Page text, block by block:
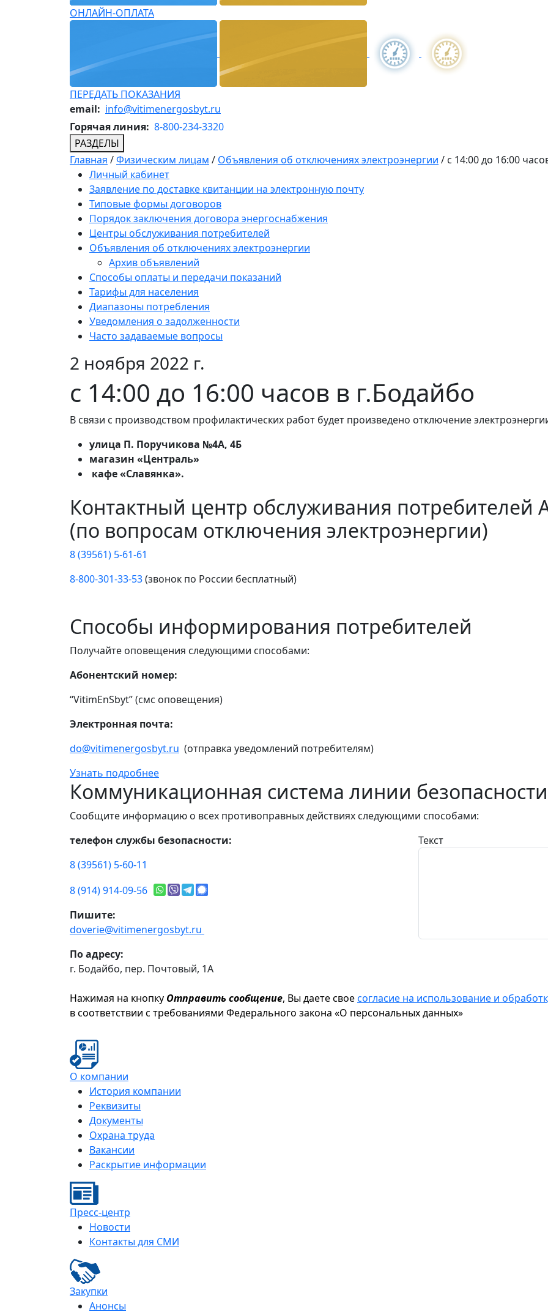
ОНЛАЙН-ОПЛАТА
ПЕРЕДАТЬ ПОКАЗАНИЯ
email: info@vitimenergosbyt.ru
Горячая линия: 8-800-234-3320
РАЗДЕЛЫ
Главная /Физическим лицам / Объявления об отключениях электроэнергии / с 14:00 до 16:00
Личный кабинет
Заявление по доставке квитанции на электронную почту
Типовые формы договоров
Порядок заключения договора энергоснабжения
Центры обслуживания потребителей
Объявления об отключениях электроэнергии
Архив объявлений
Способы оплаты и передачи показаний
Тарифы для населения
Диапазоны потребления
Уведомления о задолженности
Часто задаваемые вопросы
2 ноября 2022 г.
с 14:00 до 16:00 часов в г.Бодайбо
В связи с производством профилактических работ будет произведено отключение
улица П. Поручикова №4А, 4Б
магазин «Централь»
кафе «Славянка».
Контактный центр обслуживания потребителей
(по вопросам отключения электроэнергии)
8 (39561) 5-61-61
8-800-301-33-53(звонок по России бесплатный)
Способы информирования потребителей
Получайте оповещения следующими способами:
Абонентский номер:
“VitimEnSbyt” (смс оповещения)
Электронная почта:
do@vitimenergosbyt.ru (отправка уведомлений потребителям)
Узнать подробнее
Коммуникационная система линии безопасности
Сообщите информацию о всех противоправных действиях следующими способами:
телефон службы безопасности:
8 (39561) 5-60-11
8 (914) 914-09-56
Пишите:
doverie@vitimenergosbyt.ru
По адресу:
г. Бодайбо, пер. Почтовый, 1А
Текст
Нажимая на кнопку Отправить сообщение, Вы даете своесогласие на использование и
в соответствии с требованиями Федерального закона «О персональных данных»
О компании
История компании
Реквизиты
Документы
Охрана труда
Вакансии
Раскрытие информации
Пресс-центр
Новости
Контакты для СМИ
Закупки
Анонсы